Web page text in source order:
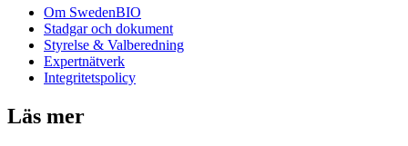
Om SwedenBIO
Stadgar och dokument
Styrelse & Valberedning
Expertnätverk
Integritetspolicy
Läs mer